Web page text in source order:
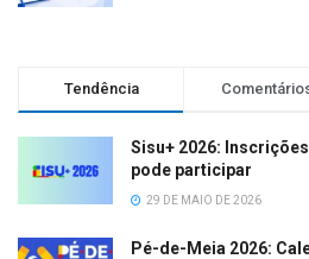
Tendência
Sisu+ 2026:
pode participar
29 DE MAIO DE 2026
Pé-de-Meia 2026: